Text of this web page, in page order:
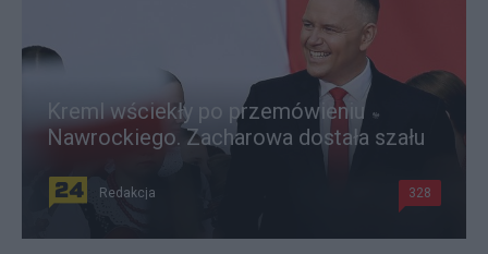
Kreml wściekły po przemówieniu
Nawrockiego. Zacharowa dostała szału
Redakcja 328